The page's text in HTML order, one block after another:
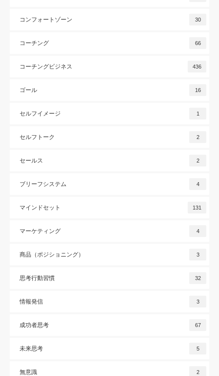
コンフォートゾーン 30
コーチング 66
コーチングビジネス 436
ゴール 16
セルフイメージ 1
セルフトーク 2
セールス 2
ブリーフシステム 4
マインドセット 131
マーケティング 4
商品（ポジショニング） 3
思考行動習慣 32
情報発信 3
成功者思考 67
未来思考 5
無意識 2